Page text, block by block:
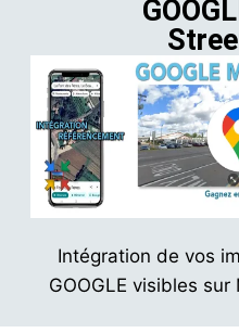
Intégration de vos
GOOGLE visibles sur